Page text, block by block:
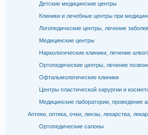
Детские медицинские центры
Клиники и лечебные центры при
Логопедические центры, лечение
Медицинские центры
Наркологические клиники, лечение
Ортопедические центры, лечение
Офтальмологические клиники
Центры пластической хирургии и
Медицинские лаборатории, проведение
Аптеки, оптика, очки, линзы, лекарства,
Ортопедические салоны